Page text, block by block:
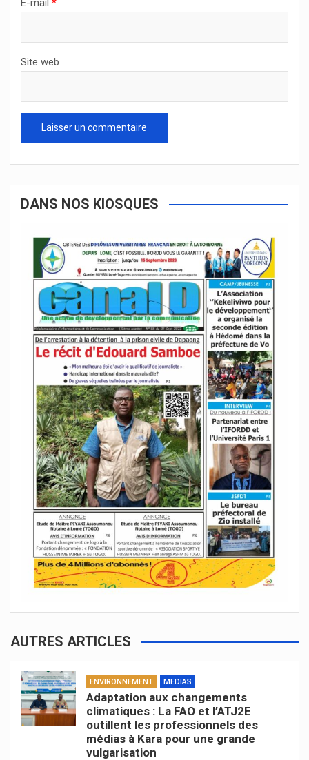
E-mail *
Site web
DANS NOS KIOSQUES
AUTRES ARTICLES
ENVIRONNEMENT MEDIAS
Adaptation aux changements
climatiques : La FAO et l’ATJ2E
outillent les professionnels des
médias à Kara pour une grande
vulgarisation